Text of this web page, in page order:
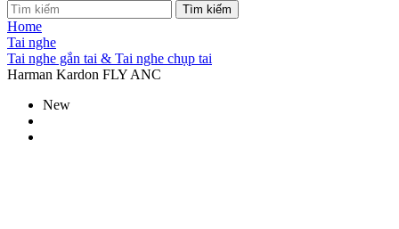
Tìm kiếm
Home
Tai nghe
Tai nghe gắn tai & Tai nghe chụp tai
Harman Kardon FLY ANC
New